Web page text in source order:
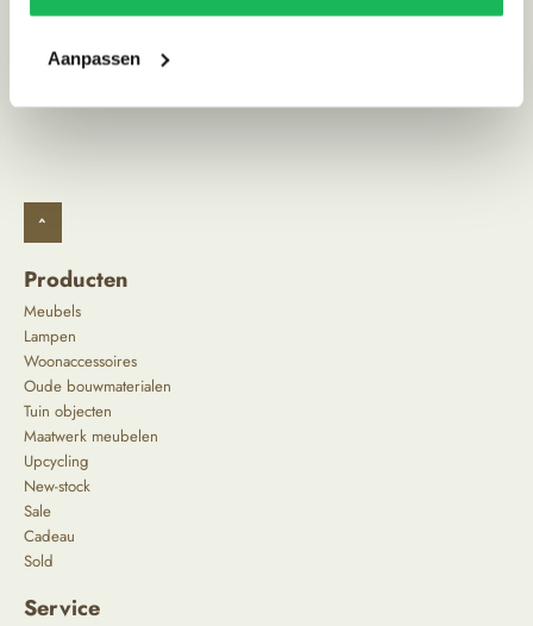
Aanpassen
^
Producten
Meubels
Lampen
Woonaccessoires
Oude bouwmaterialen
Tuin objecten
Maatwerk meubelen
Upcycling
New-stock
Sale
Cadeau
Sold
Service